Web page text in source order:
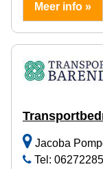
Meer info »
Jacoba
Tel: